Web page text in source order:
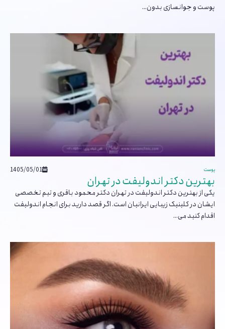
پوست و جوانسازی بدون...
پوست 1405/05/01
بهترین دکتر اندولیفت در تهران
یکی از بهترین دکتر اندولیفت در تهران دکتر محمود باقری و تیم تخصصی
ایشان در کلینیک زیبایی ایرانیان است. اگر قصد دارید برای انجام اندولیفت
اقدام کنید می...